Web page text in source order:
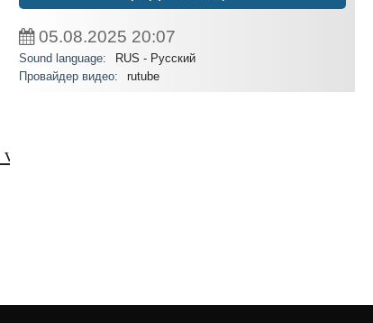
05.08.2025 20:07
Sound language:
RUS - Русский
Провайдер видео:
rutube